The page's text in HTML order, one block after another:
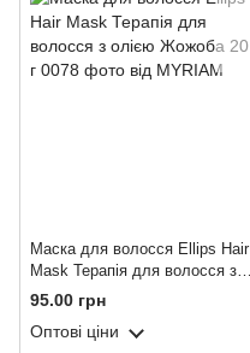
Маска для волосся Ellips Hair
Mask Терапія для волосся з
олією Жожоба 20 г
95.00 грн
Оптові ціни